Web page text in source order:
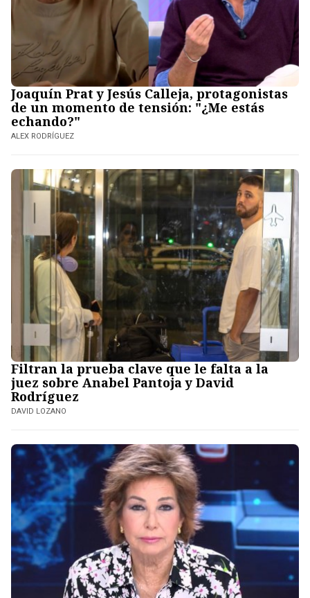
Joaquín Prat y Jesús Calleja, protagonistas
de un momento de tensión: "¿Me estás
echando?"
ALEX RODRÍGUEZ
Filtran la prueba clave que le falta a la
juez sobre Anabel Pantoja y David
Rodríguez
DAVID LOZANO